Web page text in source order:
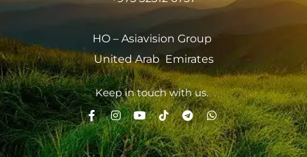
HO – Asiavision Group
United Arab Emirates
Keep in touch with us.